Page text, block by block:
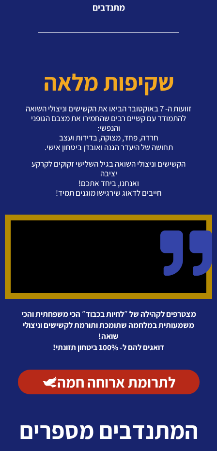
מתנדבים
שקיפות מלאה
זוועות ה- 7 באוקטובר הביאו את הקשישים וניצולי השואה
להתמודד עם קשיים רבים שהחמירו את מצבם הגופני
והנפשי:
חרדה, פחד, מצוקה, בדידות ועצב
תחושה של היעדר הגנה ואובדן ביטחון אישי.
הקשישים וניצולי השואה בגיל השלישי זקוקים לקרקע
יציבה
ואנחנו, ביחד אתכם!
חייבים לדאוג שירגישו מוגנים תמיד!
מצטרפים לקהילה של ״לחיות בכבוד״ הכי משפחתית והכי
משמעותית במלחמה שתומכת ותורמת לקשישים וניצולי
שואה!
דואגים להם ל- 100% ביטחון תזונתי!
לתרומת ארוחה חמה
המתנדבים מספרים